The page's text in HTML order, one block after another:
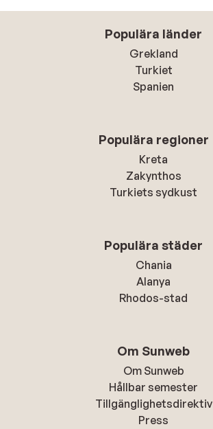
Populära länder
Grekland
Turkiet
Spanien
Populära regioner
Kreta
Zakynthos
Turkiets sydkust
Populära städer
Chania
Alanya
Rhodos-stad
Om Sunweb
Om Sunweb
Hållbar semester
Tillgänglighetsdirektiv
Press